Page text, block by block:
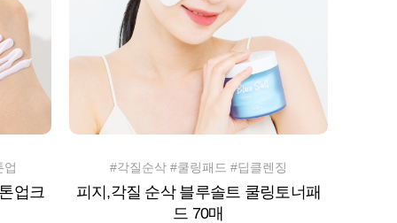
업
업크
#각질순삭 #쿨링패드 #딥클렌징
피지,각질 순삭 블루솔트 쿨링토너패
드 70매